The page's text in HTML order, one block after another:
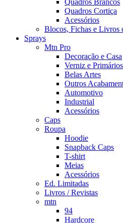
Quadros Brancos
Quadros Cortiça
Acessórios
Blocos, Fichas e Livros
Sprays
Mtn Pro
Decoração e Casa
Verniz e Primários
Belas Artes
Outros
Automotivo
Industrial
Acessórios
Caps
Roupa
Hoodie
Snapback Caps
T-shirt
Meias
Acessórios
Ed. Limitadas
Livros / Revistas
mtn
94
Hardcore